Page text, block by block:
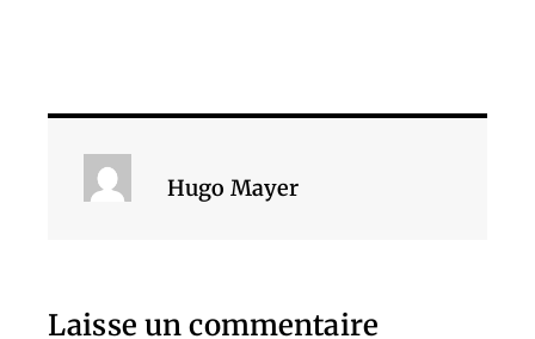
Hugo Mayer
Laisse un commentaire